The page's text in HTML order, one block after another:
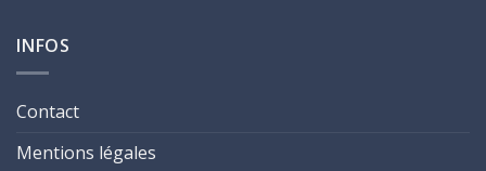
INFOS
Contact
Mentions légales